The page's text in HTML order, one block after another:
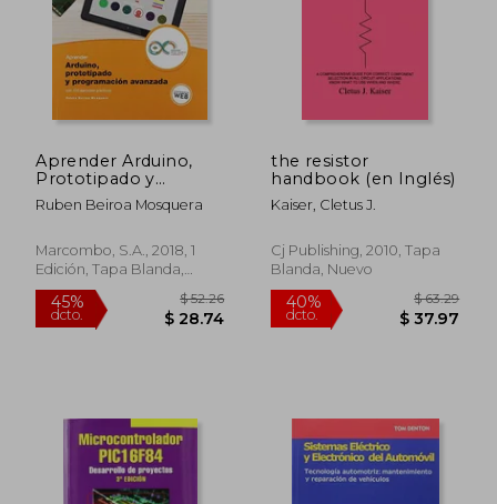
45%
dcto. $ 34.19
Aprender Arduino,
Prototipado y
Programacion
Avanzada con 100
Ruben Beiroa Mosquera
Marcombo, S.A., 2018, 1
Edición, Tapa Blanda,
Nuevo
the resistor
handbook (en Inglés)
Kaiser, Cletus J.
Cj Publishing, 2010, Tapa
Blanda, Nuevo